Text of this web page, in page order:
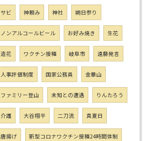
サビ 神頼み 神社 朔日参り
ノンアルコールビール お好み焼き 生花
造花 ワクチン接種 岐阜市 遠藤発言
人事評価制度 国家公務員 金華山
ファミリー登山 未知との遭遇 りんたろう
介護 大谷翔平 二刀流 真夏日
唐揚げ 新型コロナワクチン接種24時間体制